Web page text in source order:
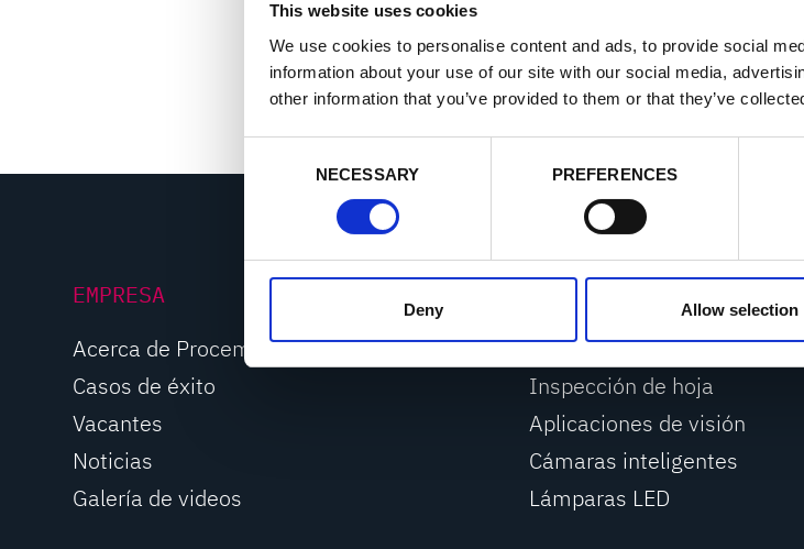
This website uses cookies
We use cookies to personalise content and ads, to provide social
information about your use of our site with our social media,
other information that you’ve provided to them or that they’ve
o
e
NECESSARY PREFERENCES
Deny Allow selection
EMPRESA
Acerca de Procemex
Casos de éxito
Vacantes
Noticias
Galería de videos
Monitorización de hoja
Inspección de hoja
Aplicaciones de visión
Cámaras inteligentes
Lámparas LED